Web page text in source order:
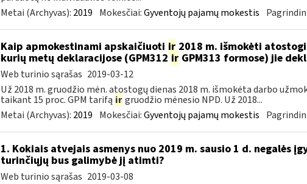
Metai (Archyvas): 2019 Mokesčiai:Gyventojų pajamų mokestis
Kaip apmokestinami apskaičiuoti ir2018 m. išmokėti
kurių metų deklaracijose (GPM312irGPM313 formose) jie
Web turinio sąrašas 2019-03-12
Už 2018 m. gruodžio mėn. atostogų dienas 2018 m. išmokėta darbo
taikant 15 proc. GPM tarifą ir gruodžio mėnesio NPD. Už 2018...
Metai (Archyvas): 2019 Mokesčiai:Gyventojų pajamų mokestis
1. Kokiais atvejais asmenys nuo 2019 m. sausio 1 d. negalės
turinčiųjų bus galimybė jį atimti?
Web turinio sąrašas 2019-03-08